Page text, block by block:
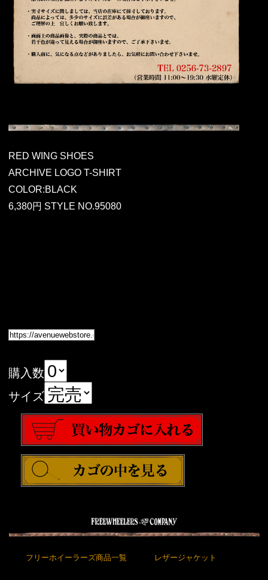
RED WING SHOES
ARCHIVE LOGO T-SHIRT
COLOR:BLACK
6,380円 STYLE NO.95080
購入数
サイズ
フリーホイーラーズ商品一覧 レザージャケット